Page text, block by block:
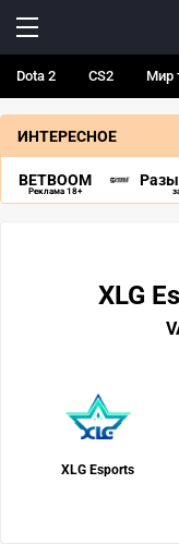
Dota 2 CS2 Мир
ИНТЕРЕСНОЕ
BETBOOM
Реклама 18+
XLG
XLG Esports